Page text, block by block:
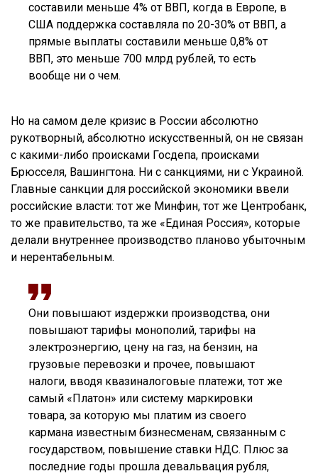
составили меньше 4% от ВВП, когда в Европе, в
США поддержка составляла по 20-30% от ВВП, а
прямые выплаты составили меньше 0,8% от
ВВП, это меньше 700 млрд рублей, то есть
вообще ни о чем.
Но на самом деле кризис в России абсолютно
рукотворный, абсолютно искусственный, он не связан
с какими-либо происками Госдепа, происками
Брюсселя, Вашингтона. Ни с санкциями, ни с Украиной.
Главные санкции для российской экономики ввели
российские власти: тот же Минфин, тот же Центробанк,
то же правительство, та же «Единая Россия», которые
делали внутреннее производство планово убыточным
и нерентабельным.
Они повышают издержки производства, они
повышают тарифы монополий, тарифы на
электроэнергию, цену на газ, на бензин, на
грузовые перевозки и прочее, повышают
налоги, вводя квазиналоговые платежи, тот же
самый «Платон» или систему маркировки
товара, за которую мы платим из своего
кармана известным бизнесменам, связанным с
государством, повышение ставки НДС. Плюс за
последние годы прошла девальвация рубля,